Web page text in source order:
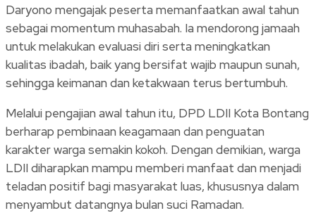
Daryono mengajak peserta memanfaatkan awal tahun
sebagai momentum muhasabah. Ia mendorong jamaah
untuk melakukan evaluasi diri serta meningkatkan
kualitas ibadah, baik yang bersifat wajib maupun sunah,
sehingga keimanan dan ketakwaan terus bertumbuh.
Melalui pengajian awal tahun itu, DPD LDII Kota Bontang
berharap pembinaan keagamaan dan penguatan
karakter warga semakin kokoh. Dengan demikian, warga
LDII diharapkan mampu memberi manfaat dan menjadi
teladan positif bagi masyarakat luas, khususnya dalam
menyambut datangnya bulan suci Ramadan.